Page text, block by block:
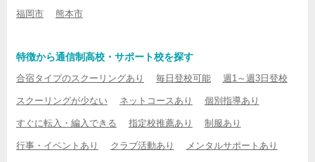
福岡市 熊本市
特徴から通信制高校・サポート校を探す
合宿タイプのスクーリングあり 毎日登校可能 週1～週3日登校
スクーリングが少ない ネットコースあり 個別指導あり
すぐに転入・編入できる 指定校推薦あり 制服あり
行事・イベントあり クラブ活動あり メンタルサポートあり